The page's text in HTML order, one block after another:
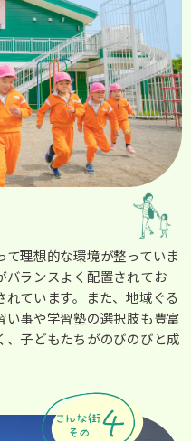
理想的な環境が整っていま
バランスよく配置されてお
ています。また、地域ぐる
事や学習塾の選択肢も豊富
子どもたちがのびのびと成